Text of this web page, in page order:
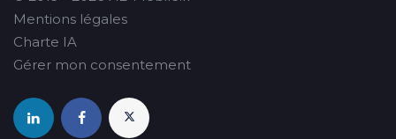
Mentions légales
Charte IA
Gérer mon consentement